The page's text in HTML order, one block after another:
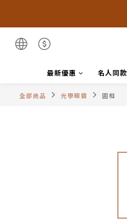
最新優惠 名人同款
全部商品 光學眼鏡 圓框